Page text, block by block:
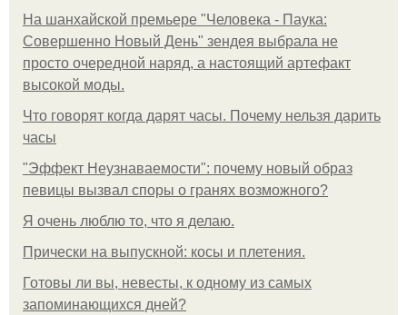
На шанхайской премьере "Человека - Паука:
Совершенно Новый День" зендея выбрала не
просто очередной наряд, а настоящий артефакт
высокой моды.
Что говорят когда дарят часы. Почему нельзя дарить
часы
"Эффект Неузнаваемости": почему новый образ
певицы вызвал споры о гранях возможного?
Я очень люблю то, что я делаю.
Прически на выпускной: косы и плетения.
Готовы ли вы, невесты, к одному из самых
запоминающихся дней?